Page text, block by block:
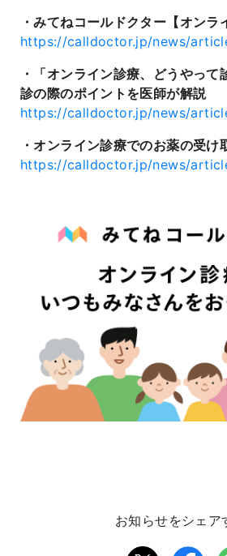
・みてねコールドクター【オン
https://calldoctor.jp/news/
・「オンライン診療、どうやって
診の際のポイントを医師が解説
https://calldoctor.jp/news/
・オンライン診療でのお薬の受け
https://calldoctor.jp/news/
お知らせをシェア